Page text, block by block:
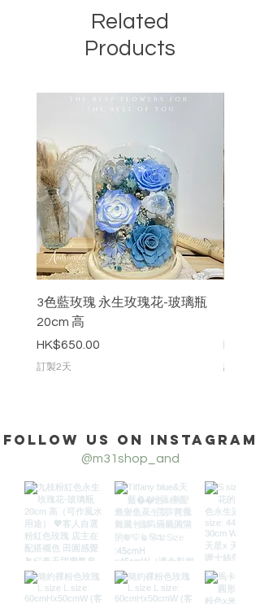
Related
Products
3色藍玫瑰 永生玫瑰花-玻璃瓶
20cm 高
價格
HK$650.00
訂製2天
價格
訂製2天
Follow us on Instagram
@m31shop_and